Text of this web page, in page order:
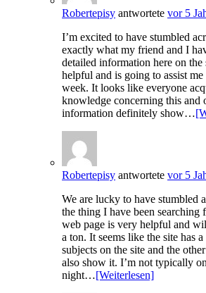
Robertepisy antwortete vor 5
I’m excited to have stumbled
exactly what my friend and I
detailed information here on
helpful and is going to assist
week. It looks like everyone
knowledge concerning this and
information definitely show…
Robertepisy antwortete vor 5
We are lucky to have stumbled
the thing I have been searching
web page is very helpful and
a ton. It seems like the site has
subjects on the site and the
also show it. I’m not typically
night…[Weiterlesen]